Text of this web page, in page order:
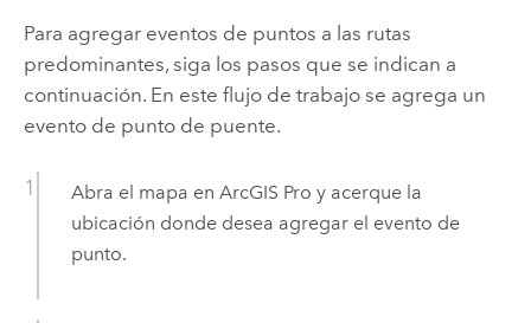
Para agregar eventos de puntos a las rutas
predominantes, siga los pasos que se indican a
continuación. En este flujo de trabajo se agrega un
evento de punto de puente.
Abra el mapa en ArcGIS Pro y acerque la
ubicación donde desea agregar el evento de
punto.